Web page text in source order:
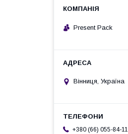
Present Pack
Вінниця, Україна
+380 (66) 055-84-11